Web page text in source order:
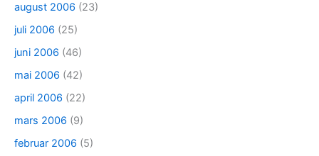
august 2006 (23)
juli 2006 (25)
juni 2006 (46)
mai 2006 (42)
april 2006 (22)
mars 2006 (9)
februar 2006 (5)